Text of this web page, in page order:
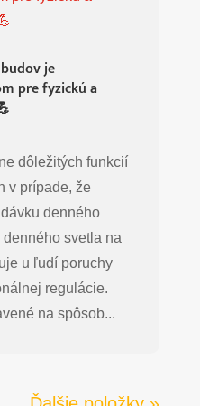
je
pre fyzickú a
dôležitých funkcií
v prípade, že
denného
svetla na
u ľudí poruchy
regulácie.
na spôsob...